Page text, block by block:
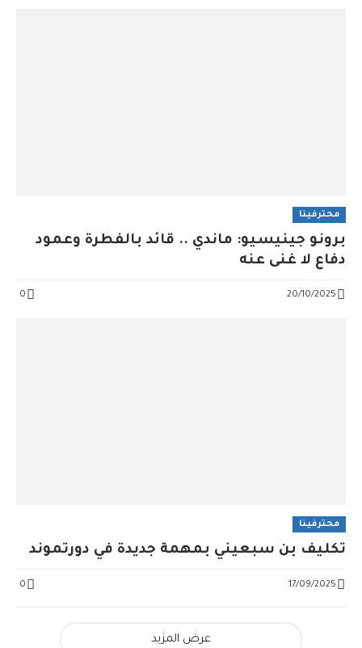
محترفينا
برونو جينيسيو: ماندي .. قائد بالفطرة وعمود
دفاع لا غنى عنه
20/10/2025
0
محترفينا
تكليف بن سبعيني بمهمة جديدة في دورتموند
17/09/2025
0
عرض المزيد